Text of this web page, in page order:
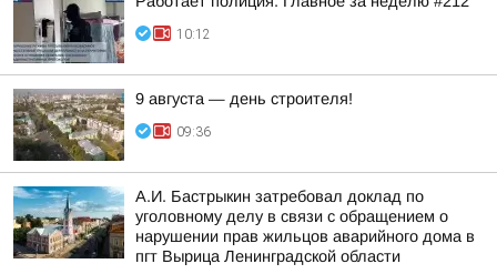
10:12
9 августа — день строителя!
09:36
А.И. Бастрыкин затребовал доклад по
уголовному делу в связи с обращением о
нарушении прав жильцов аварийного дома в
пгт Вырица Ленинградской области